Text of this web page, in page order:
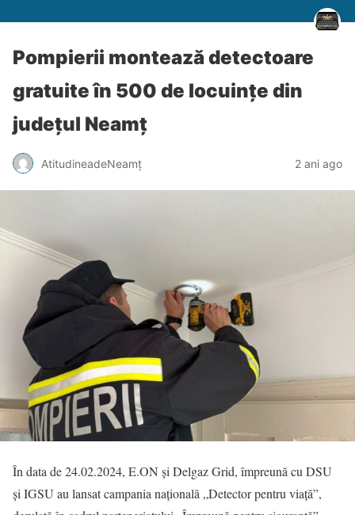
Pompierii montează detectoare
gratuite în 500 de locuințe din
județul Neamț
AtitudineadeNeamț 2 ani ago
În data de 24.02.2024, E.ON și Delgaz Grid, împreună cu DSU
și IGSU au lansat campania națională „Detector pentru viață”,